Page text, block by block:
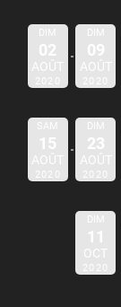
DIM
02
AOÛT
2020
DIM
09
AOÛT
2020
SAM
15
AOÛT
2020
DIM
23
AOÛT
2020
DIM
11
OCT
2020